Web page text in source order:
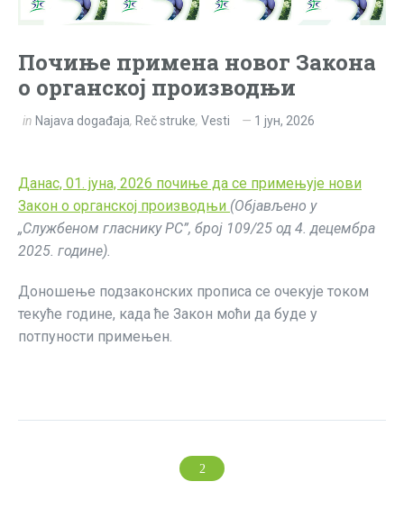
Почиње примена новог Закона
о органској производњи
in Najava događaja, Reč struke, Vesti 1 јун, 2026
Данас, 01. јуна, 2026 почиње да се примењује нови
Закон о органској производњи (Објављено у
„Службеном гласнику РС”, број 109/25 од 4. децембра
2025. године).
Доношење подзаконских прописа се очекује током
текуће године, када ће Закон моћи да буде у
потпуности примењен.